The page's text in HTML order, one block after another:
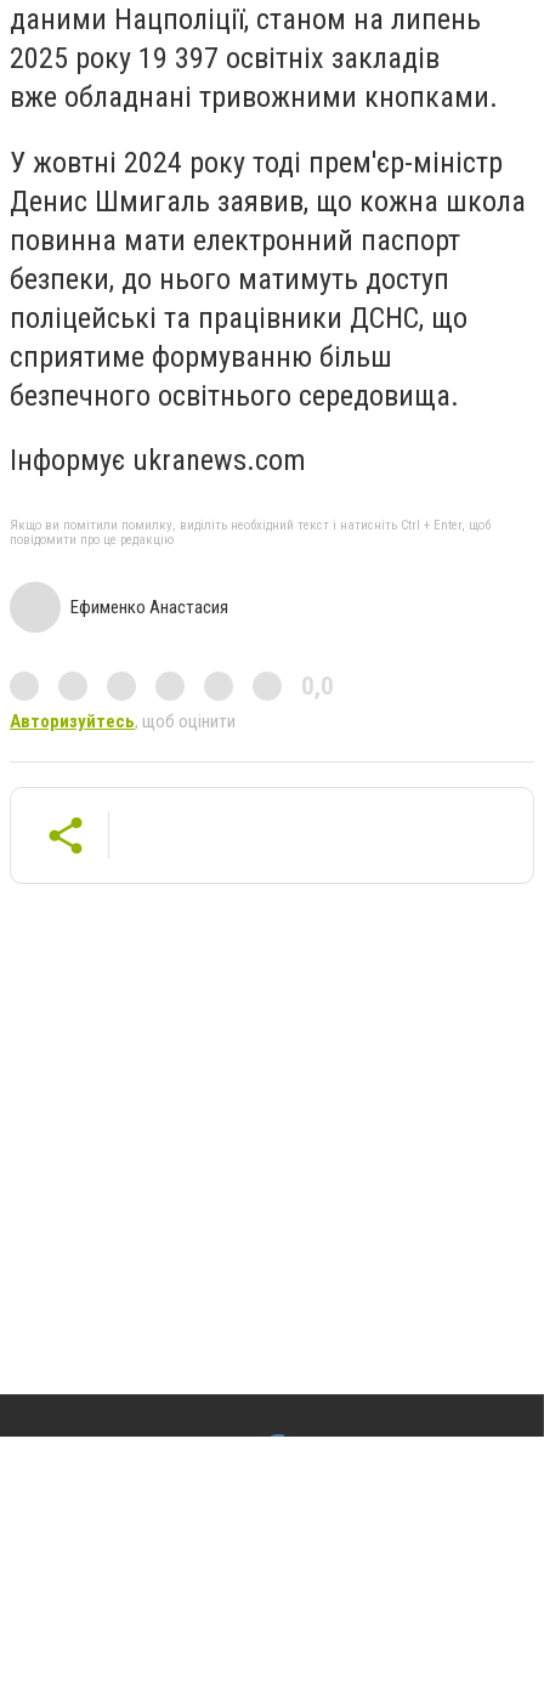
даними Нацполіції, станом на липень
2025 року 19 397 освітніх закладів
вже обладнані тривожними кнопками.
У жовтні 2024 року тоді прем'єр-міністр
Денис Шмигаль заявив, що кожна школа
повинна мати електронний паспорт
безпеки, до нього матимуть доступ
поліцейські та працівники ДСНС, що
сприятиме формуванню більш
безпечного освітнього середовища.
Інформує ukranews.com
Якщо ви помітили помилку, виділіть необхідний текст і натисніть Ctrl + Enter, щоб
повідомити про це редакцію
Ефименко Анастасия
0,0
Авторизуйтесь, щоб оцінити